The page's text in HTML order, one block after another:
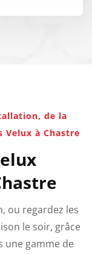
de la
à Chastre
ou regardez les
le soir, grâce
une gamme de